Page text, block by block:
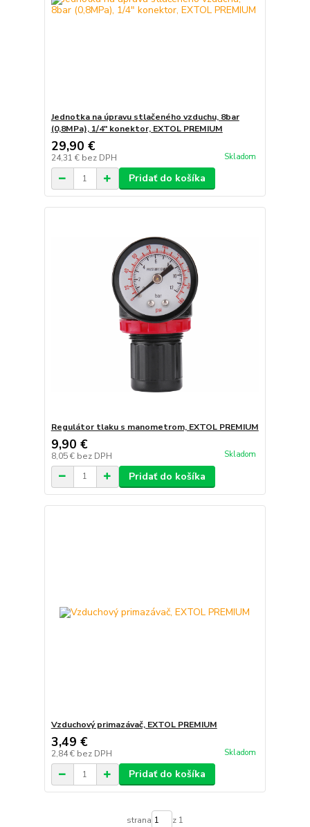
Jednotka na úpravu stlačeného vzduchu, 8bar
(0,8MPa), 1/4" konektor, EXTOL PREMIUM
29,90 €
24,31 € bez DPH Skladom
Pridať do košíka
Regulátor tlaku s manometrom, EXTOL PREMIUM
9,90 €
8,05 € bez DPH Skladom
Pridať do košíka
Vzduchový primazávač, EXTOL PREMIUM
3,49 €
2,84 € bez DPH Skladom
Pridať do košíka
strana z 1